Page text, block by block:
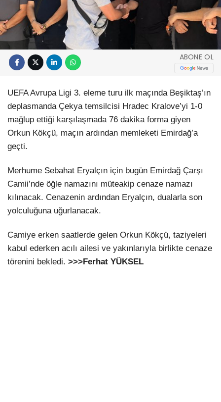
ABONE OL
UEFA Avrupa Ligi 3. eleme turu ilk maçında Beşiktaş’ın
deplasmanda Çekya temsilcisi Hradec Kralove’yi 1-0
mağlup ettiği karşılaşmada 76 dakika forma giyen
Orkun Kökçü, maçın ardından memleketi Emirdağ’a
geçti.
Merhume Sebahat Eryalçın için bugün Emirdağ Çarşı
Camii’nde öğle namazını müteakip cenaze namazı
kılınacak. Cenazenin ardından Eryalçın, dualarla son
yolculuğuna uğurlanacak.
Camiye erken saatlerde gelen Orkun Kökçü, taziyeleri
kabul ederken acılı ailesi ve yakınlarıyla birlikte cenaze
törenini bekledi. >>>Ferhat YÜKSEL